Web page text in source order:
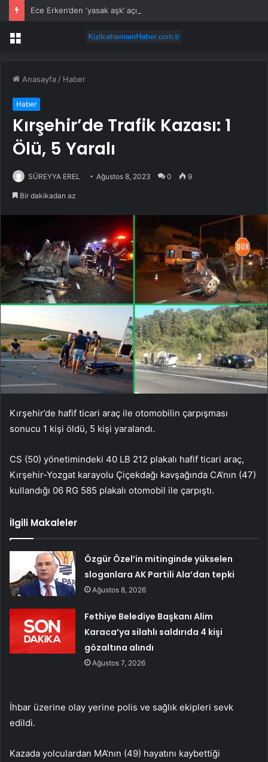
Menü
Anasayfa / Haber
Haber
Kırşehir’de Trafik Kazası: 1
Ölü, 5 Yaralı
SÜREYYA EREL Ağustos 8, 2023 0 9
Bir dakikadan az
Kırşehir’de hafif ticari araç ile otomobilin çarpışması
sonucu 1 kişi öldü, 5 kişi yaralandı.
CS (50) yönetimindeki 40 LB 212 plakalı hafif ticari araç,
Kırşehir-Yozgat karayolu Çiçekdağı kavşağında CA’nın (47)
kullandığı 06 RG 585 plakalı otomobil ile çarpıştı.
İlgili Makaleler
Özgür Özel’in mitinginde yükselen
sloganlara AK Partili Ala’dan tepki
Ağustos 8, 2026
Fethiye Belediye Başkanı Alim
Karaca’ya silahlı saldırıda 4 kişi
gözaltına alındı
Ağustos 7, 2026
İhbar üzerine olay yerine polis ve sağlık ekipleri sevk
edildi.
Kazada yolculardan MA’nın (49) hayatını kaybettiği